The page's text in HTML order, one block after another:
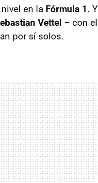
en la Fórmula 1. Y
Vettel – con el
por sí solos.